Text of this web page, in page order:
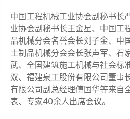
中国工程机械工业协会副秘书长
业协会副秘书长王金星、中国工
品机械分会名誉会长刘子金、中
土制品机械分会会长张声军、石
武、全国建筑施工机械与社会标
双、福建泉工股份有限公司董事
有限公司副总经理傅国华等来自
表、专家40余人出席会议。